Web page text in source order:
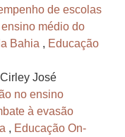
de escolas
médio do
Bahia , Educação
José
no ensino
à evasão
, Educação On-